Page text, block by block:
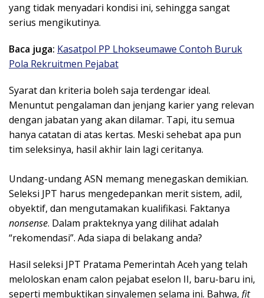
yang tidak menyadari kondisi ini, sehingga sangat
serius mengikutinya.
Baca juga: Kasatpol PP Lhokseumawe Contoh Buruk
Pola Rekruitmen Pejabat
Syarat dan kriteria boleh saja terdengar ideal.
Menuntut pengalaman dan jenjang karier yang relevan
dengan jabatan yang akan dilamar. Tapi, itu semua
hanya catatan di atas kertas. Meski sehebat apa pun
tim seleksinya, hasil akhir lain lagi ceritanya.
Undang-undang ASN memang menegaskan demikian.
Seleksi JPT harus mengedepankan merit sistem, adil,
obyektif, dan mengutamakan kualifikasi. Faktanya
nonsense. Dalam prakteknya yang dilihat adalah
“rekomendasi”. Ada siapa di belakang anda?
Hasil seleksi JPT Pratama Pemerintah Aceh yang telah
meloloskan enam calon pejabat eselon II, baru-baru ini,
seperti membuktikan sinyalemen selama ini. Bahwa, fit